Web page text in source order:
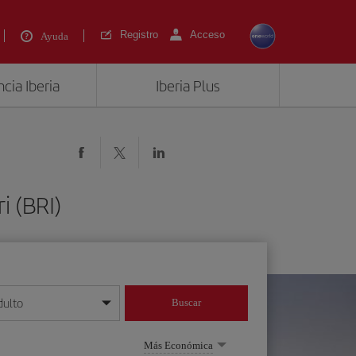
Ayuda Registro Acceso
Iberia Iberia Plus
(BRI)
mes/año
Buscar
Más Económica